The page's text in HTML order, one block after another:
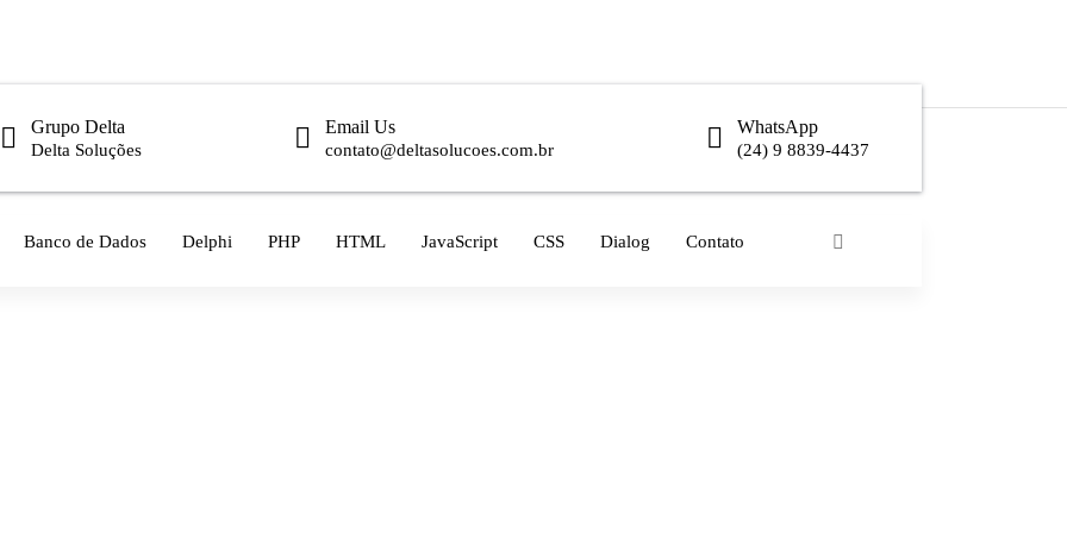
Grupo Delta
Delta Soluções
Email Us
contato@deltasolucoes.com.br
WhatsApp
(24) 9 8839-4437
Banco de Dados Delphi PHP HTML JavaScript CSS Dialog Contato